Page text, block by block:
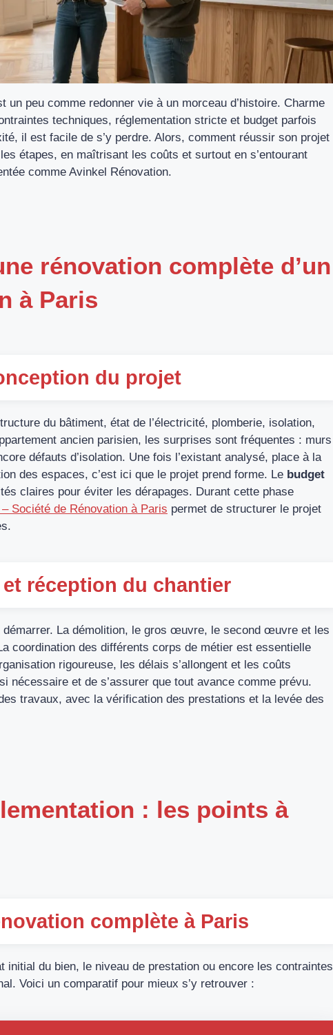
un peu comme redonner vie à un morceau d’histoire. Charme
techniques, réglementation stricte et budget parfois
il est facile de s’y perdre. Alors, comment réussir son projet
étapes, en maîtrisant les coûts et surtout en s’entourant
comme Avinkel Rénovation.
rénovation complète d’un
à Paris
du projet
du bâtiment, état de l’électricité, plomberie, isolation,
ancien parisien, les surprises sont fréquentes : murs
défauts d’isolation. Une fois l’existant analysé, place à la
des espaces, c’est ici que le projet prend forme. Le budget
claires pour éviter les dérapages. Durant cette phase
Société de Rénovation à Paris permet de structurer le projet
réception du chantier
La démolition, le gros œuvre, le second œuvre et les
coordination des différents corps de métier est essentielle
rigoureuse, les délais s’allongent et les coûts
nécessaire et de s’assurer que tout avance comme prévu.
travaux, avec la vérification des prestations et la levée des
: les points à
complète à Paris
initial du bien, le niveau de prestation ou encore les contraintes
Voici un comparatif pour mieux s’y retrouver :